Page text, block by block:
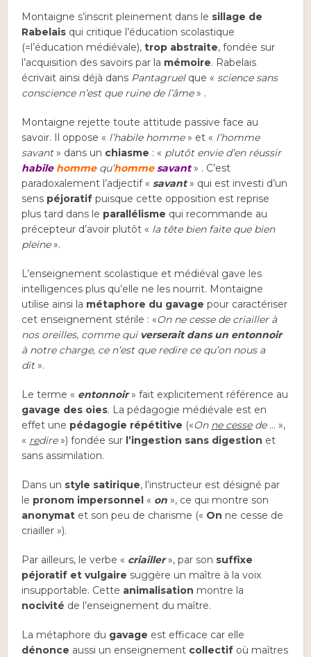
Montaigne s’inscrit pleinement dans le sillage de
Rabelais qui critique l’éducation scolastique
(=l’éducation médiévale),trop abstraite, fondée sur
l’acquisition des savoirs par la mémoire. Rabelais
écrivait ainsi déjà dans Pantagruelque « science sans
conscience n’est que ruine de l’âme» .
Montaigne rejette toute attitude passive face au
savoir. Il oppose « l’habile homme» et « l’homme
savant» dans un chiasme : « plutôt envie d’en réussir
habile hommequ’homme savant» . C’est
paradoxalement l’adjectif « savant» qui est investi d’un
sens péjoratif puisque cette opposition est reprise
plus tard dans le parallélisme qui recommande au
précepteur d’avoir plutôt « la tête bien faite que bien
pleine».
L’enseignement scolastique et médiéval gave les
intelligences plus qu’elle ne les nourrit. Montaigne
utilise ainsi la métaphore du gavage pour caractériser
cet enseignement stérile : «On ne cesse de criailler à
nos oreilles, comme qui verserait dans un entonnoir
à notre charge, ce n’est que redire ce qu’on nous a
dit».
Le terme « entonnoir » fait explicitement référence au
gavage des oies. La pédagogie médiévale est en
effet une pédagogie répétitive («On ne cessede… »,
« redire») fondée sur l’ingestion sans digestion et
sans assimilation.
Dans un style satirique, l’instructeur est désigné par
le pronom impersonnel « on », ce qui montre son
anonymat et son peu de charisme (« On ne cesse de
criailler »).
Par ailleurs, le verbe « criailler», par son suffixe
péjoratif et vulgaire suggère un maître à la voix
insupportable. Cette animalisation montre la
nocivité de l’enseignement du maître.
La métaphore du gavage est efficace car elle
dénonce aussi un enseignement collectif où maîtres